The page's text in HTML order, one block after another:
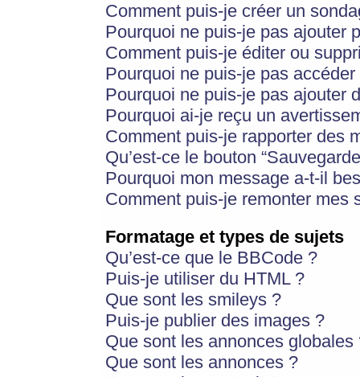
Comment puis-je créer un
Pourquoi ne puis-je pas ajouter
Comment puis-je éditer ou
Pourquoi ne puis-je pas
Pourquoi ne puis-je pas ajouter
Pourquoi ai-je reçu un
Comment puis-je rapporter des
Qu’est-ce le bouton
Pourquoi mon message a-t-il
Comment puis-je remonter mes
Formatage et types de sujets
Qu’est-ce que le BBCode ?
Puis-je utiliser du HTML ?
Que sont les smileys ?
Puis-je publier des images ?
Que sont les annonces globales
Que sont les annonces ?